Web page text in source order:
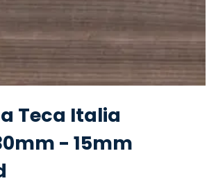
Teca Italia
- 15mm